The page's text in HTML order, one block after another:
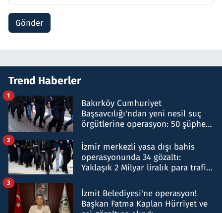
Gönder
Trend Haberler
Bakırköy Cumhuriyet
Başsavcılığı'ndan yeni nesil suç
örgütlerine operasyon: 50 şüpheli
1
İzmir merkezli yasa dışı bahis
operasyonunda 34 gözaltı:
Yaklaşık 2 Milyar liralık para trafiği
2
İzmit Belediyesi'ne operasyon!
Başkan Fatma Kaplan Hürriyet ve
3